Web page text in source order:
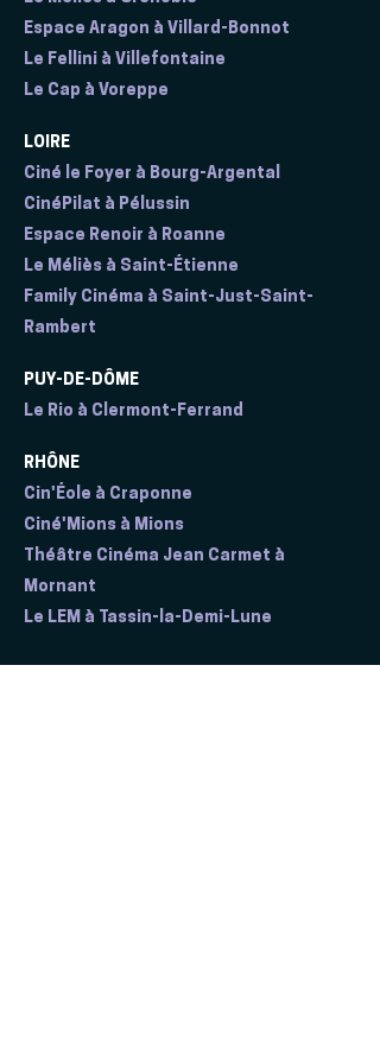
Espace Aragon à Villard-Bonnot
Le Fellini à Villefontaine
Le Cap à Voreppe
LOIRE
Ciné le Foyer à Bourg-Argental
CinéPilat à Pélussin
Espace Renoir à Roanne
Le Méliès à Saint-Étienne
Family Cinéma à Saint-Just-Saint-
Rambert
PUY-DE-DÔME
Le Rio à Clermont-Ferrand
RHÔNE
Cin'Éole à Craponne
Ciné'Mions à Mions
Théâtre Cinéma Jean Carmet à
Mornant
Le LEM à Tassin-la-Demi-Lune